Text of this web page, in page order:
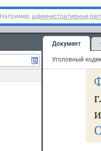
Например, административные
Документ